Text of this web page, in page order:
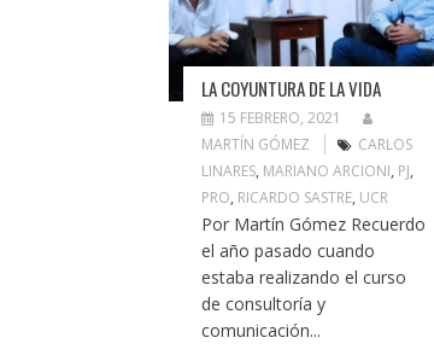
LA COYUNTURA DE LA VIDA
15 FEBRERO, 2021
MARTÍN GÓMEZ
CARLOS
LINARES, MARIANO ARCIONI, PJ,
PRO, RICARDO SASTRE, UCR
Por Martín Gómez Recuerdo
el año pasado cuando
estaba realizando el curso
de consultoría y
comunicación...